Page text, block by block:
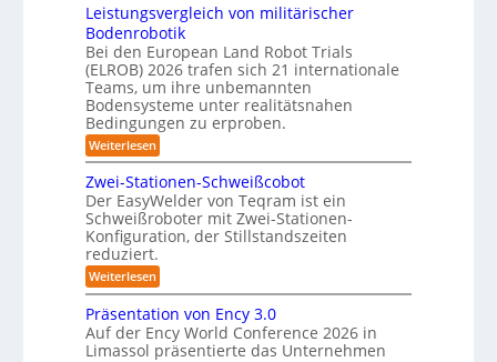
r
3
D
-
S
t
e
r
e
o
-
K
a
m
e
r
a
s
u
t
t
l
e
-
S
y
s
t
e
f
ü
r
R
e
Leistungsvergleich von militärischer
Bodenrobotik
Bei den European Land Robot Trials
(ELROB) 2026 trafen sich 21 internationale
Teams, um ihre unbemannten
Bodensysteme unter realitätsnahen
Bedingungen zu erproben.
Weiterlesen:
L
e
i
s
t
u
g
s
v
e
r
g
Zwei-Stationen-Schweißcobot
Der EasyWelder von Teqram ist ein
Schweißroboter mit Zwei-Stationen-
Konfiguration, der Stillstandszeiten
reduziert.
Weiterlesen:
Z
w
e
i
-
Präsentation von Ency 3.0
Auf der Ency World Conference 2026 in
Limassol präsentierte das Unternehmen